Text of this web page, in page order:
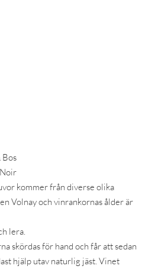
Bos
kommer från diverse olika
Volnay och vinrankornas ålder är
lera.
skördas för hand och får att sedan
hjälp utav naturlig jäst. Vinet